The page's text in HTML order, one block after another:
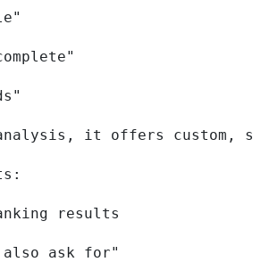
it offers custom,
results
also ask for"